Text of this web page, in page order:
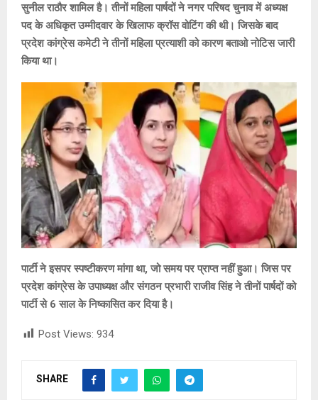
सुनील राठौर शामिल है। तीनों महिला पार्षदों ने नगर परिषद चुनाव में अध्यक्ष
पद के अधिकृत उम्मीदवार के खिलाफ क्रॉस वोटिंग की थी। जिसके बाद
प्रदेश कांग्रेस कमेटी ने तीनों महिला प्रत्याशी को कारण बताओ नोटिस जारी
किया था।
पार्टी ने इसपर स्पष्टीकरण मांगा था, जो समय पर प्राप्त नहीं हुआ। जिस पर
प्रदेश कांग्रेस के उपाध्यक्ष और संगठन प्रभारी राजीव सिंह ने तीनों पार्षदों को
पार्टी से 6 साल के निष्कासित कर दिया है।
Post Views: 934
SHARE